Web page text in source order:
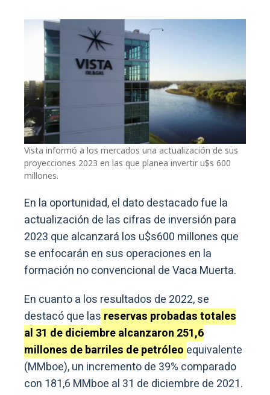
Vista informó a los mercados una actualización de sus
proyecciones 2023 en las que planea invertir u$s 600
millones.
En la oportunidad, el dato destacado fue la
actualización de las cifras de inversión para
2023 que alcanzará los u$s600 millones que
se enfocarán en sus operaciones en la
formación no convencional de Vaca Muerta.
En cuanto a los resultados de 2022, se
destacó que las reservas probadas totales
al 31 de diciembre alcanzaron 251,6
millones de barriles de petróleo equivalente
(MMboe), un incremento de 39% comparado
con 181,6 MMboe al 31 de diciembre de 2021.